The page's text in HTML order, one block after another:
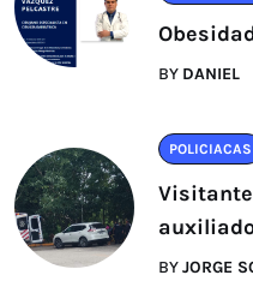
BY DANIEL
POLICIACAS
BYJORGE